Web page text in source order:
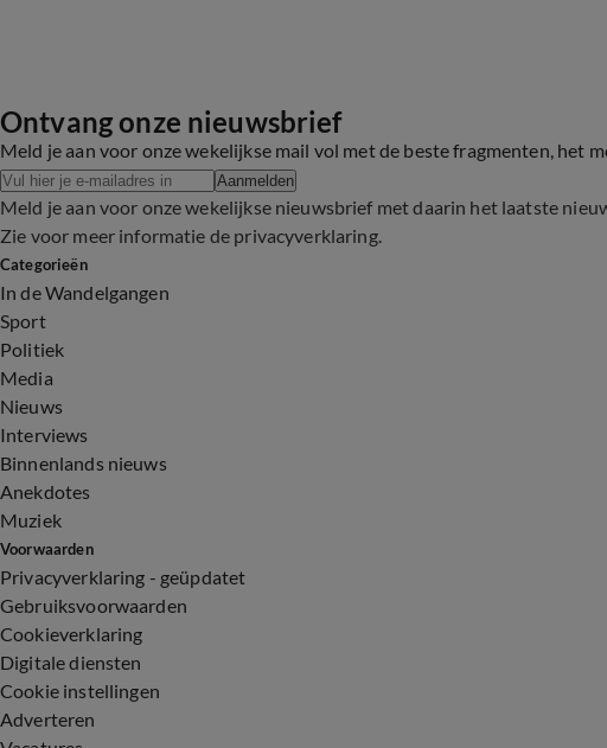
Ontvang onze nieuwsbrief
Meld je aan voor onze wekelijkse mail vol met de beste fragmenten, het
Aanmelden
Meld je aan voor onze wekelijkse nieuwsbrief met daarin het laatste
Zie voor meer informatie de privacyverklaring.
Categorieën
In de Wandelgangen
Sport
Politiek
Media
Nieuws
Interviews
Binnenlands nieuws
Anekdotes
Muziek
Voorwaarden
Privacyverklaring - geüpdatet
Gebruiksvoorwaarden
Cookieverklaring
Digitale diensten
Cookie instellingen
Adverteren